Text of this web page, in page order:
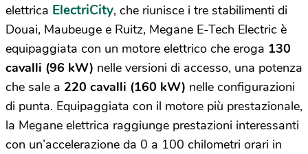
elettrica ElectriCity, che riunisce i tre stabilimenti di
Douai, Maubeuge e Ruitz, Megane E-Tech Electric è
equipaggiata con un motore elettrico che eroga 130
cavalli (96 kW) nelle versioni di accesso, una potenza
che sale a 220 cavalli (160 kW) nelle configurazioni
di punta. Equipaggiata con il motore più prestazionale,
la Megane elettrica raggiunge prestazioni interessanti
con un’accelerazione da 0 a 100 chilometri orari in